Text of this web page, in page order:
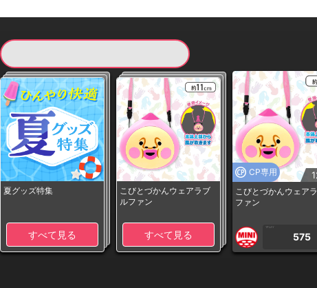
夏グッズ特集
すべて見る
こびとづかんウェアラブ
ルファン
すべて見る
CP専用
こびとづかんウェア
ファン
1PLAY
575